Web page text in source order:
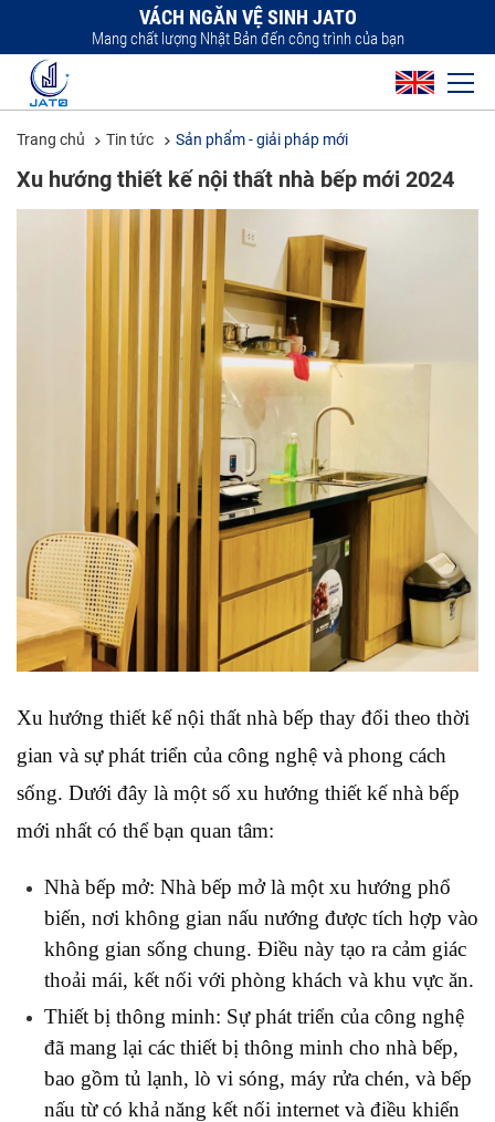
VÁCH NGĂN VỆ SINH JATO
Mang chất lượng Nhật Bản đến công trình của bạn
Trang chủ Tin tức Sản phẩm - giải pháp mới
Xu hướng thiết kế nội thất nhà bếp mới 2024
Xu hướng thiết kế nội thất nhà bếp thay đổi theo thời
gian và sự phát triển của công nghệ và phong cách
sống. Dưới đây là một số xu hướng thiết kế nhà bếp
mới nhất có thể bạn quan tâm:
Nhà bếp mở: Nhà bếp mở là một xu hướng phổ
biến, nơi không gian nấu nướng được tích hợp vào
không gian sống chung. Điều này tạo ra cảm giác
thoải mái, kết nối với phòng khách và khu vực ăn.
Thiết bị thông minh: Sự phát triển của công nghệ
đã mang lại các thiết bị thông minh cho nhà bếp,
bao gồm tủ lạnh, lò vi sóng, máy rửa chén, và bếp
nấu từ có khả năng kết nối internet và điều khiển